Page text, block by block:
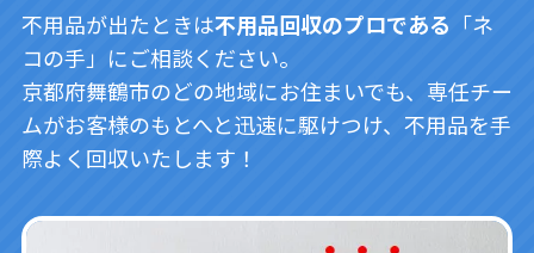
不用品が出たときは不用品回収のプロである 「ネ
コの手」にご相談ください。
京都府舞鶴市のどの地域にお住まいでも、専任チー
ムがお客様のもとへと迅速に駆けつけ、不用品を手
際よく回収いたします！